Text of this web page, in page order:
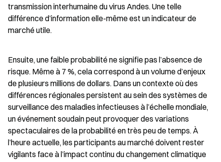
transmission interhumaine du virus Andes. Une telle
différence d’information elle-même est un indicateur de
marché utile.
Ensuite, une faible probabilité ne signifie pas l’absence de
risque. Même à 7 %, cela correspond à un volume d’enjeux
de plusieurs millions de dollars. Dans un contexte où des
différences régionales persistent au sein des systèmes de
surveillance des maladies infectieuses à l’échelle mondiale,
un événement soudain peut provoquer des variations
spectaculaires de la probabilité en très peu de temps. À
l’heure actuelle, les participants au marché doivent rester
vigilants face à l’impact continu du changement climatique